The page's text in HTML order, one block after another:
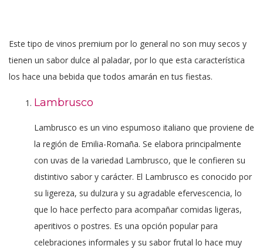
Este tipo de vinos premium por lo general no son muy secos y
tienen un sabor dulce al paladar, por lo que esta característica
los hace una bebida que todos amarán en tus fiestas.
Lambrusco
Lambrusco es un vino espumoso italiano que proviene de
la región de Emilia-Romaña. Se elabora principalmente
con uvas de la variedad Lambrusco, que le confieren su
distintivo sabor y carácter. El Lambrusco es conocido por
su ligereza, su dulzura y su agradable efervescencia, lo
que lo hace perfecto para acompañar comidas ligeras,
aperitivos o postres. Es una opción popular para
celebraciones informales y su sabor frutal lo hace muy